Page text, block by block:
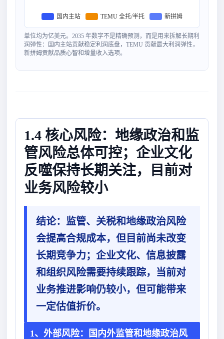
国内主站 TEMU 全托/半托 新拼姆
单位均为亿美元。2035 年数字不是精确预测，而是用来拆解长期利
润弹性：国内主站贡献稳定利润底盘，TEMU 贡献最大利润弹性，
新拼姆贡献品质心智和增量收入选项。
1.4 核心风险：地缘政治和监
管风险总体可控；企业文化
反噬保持长期关注，目前对
业务风险较小
结论： 监管、关税和地缘政治风险
会提高合规成本，但目前尚未改变
长期竞争力；企业文化、信息披露
和组织风险需要持续跟踪，当前对
业务推进影响仍较小，但可能带来
一定估值折价。
1、外部风险：国内外监管和地缘政治风